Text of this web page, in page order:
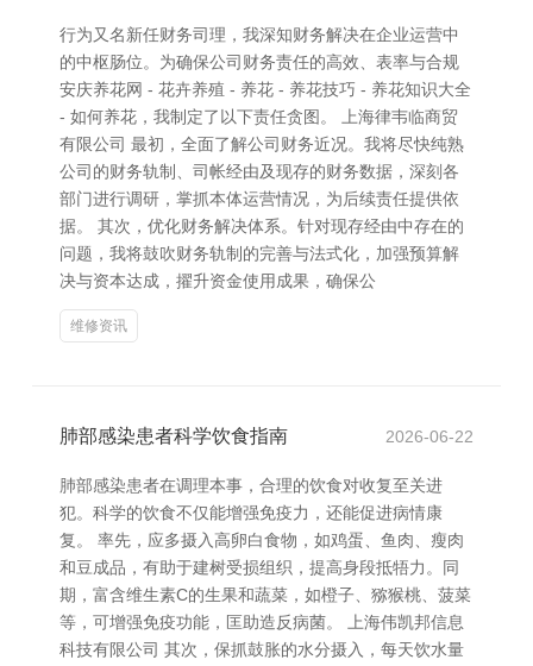
行为又名新任财务司理，我深知财务解决在企业运营中
的中枢肠位。为确保公司财务责任的高效、表率与合规
安庆养花网 - 花卉养殖 - 养花 - 养花技巧 - 养花知识大全
- 如何养花，我制定了以下责任贪图。 上海律韦临商贸
有限公司 最初，全面了解公司财务近况。我将尽快纯熟
公司的财务轨制、司帐经由及现存的财务数据，深刻各
部门进行调研，掌抓本体运营情况，为后续责任提供依
据。 其次，优化财务解决体系。针对现存经由中存在的
问题，我将鼓吹财务轨制的完善与法式化，加强预算解
决与资本达成，擢升资金使用成果，确保公
维修资讯
肺部感染患者科学饮食指南 2026-06-22
肺部感染患者在调理本事，合理的饮食对收复至关进
犯。科学的饮食不仅能增强免疫力，还能促进病情康
复。 率先，应多摄入高卵白食物，如鸡蛋、鱼肉、瘦肉
和豆成品，有助于建树受损组织，提高身段抵牾力。同
期，富含维生素C的生果和蔬菜，如橙子、猕猴桃、菠菜
等，可增强免疫功能，匡助造反病菌。 上海伟凯邦信息
科技有限公司 其次，保抓鼓胀的水分摄入，每天饮水量